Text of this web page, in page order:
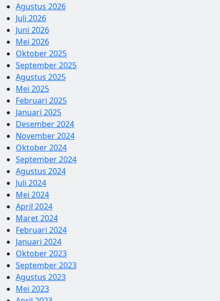
Agustus 2026
Juli 2026
Juni 2026
Mei 2026
Oktober 2025
September 2025
Agustus 2025
Mei 2025
Februari 2025
Januari 2025
Desember 2024
November 2024
Oktober 2024
September 2024
Agustus 2024
Juli 2024
Mei 2024
April 2024
Maret 2024
Februari 2024
Januari 2024
Oktober 2023
September 2023
Agustus 2023
Mei 2023